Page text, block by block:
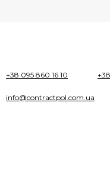
+38 095 860 16 10
info@contractpol.com.ua